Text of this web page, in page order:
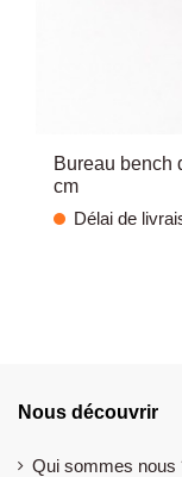
Bureau bench
cm
Délai de
Nous découvrir
Qui sommes nous